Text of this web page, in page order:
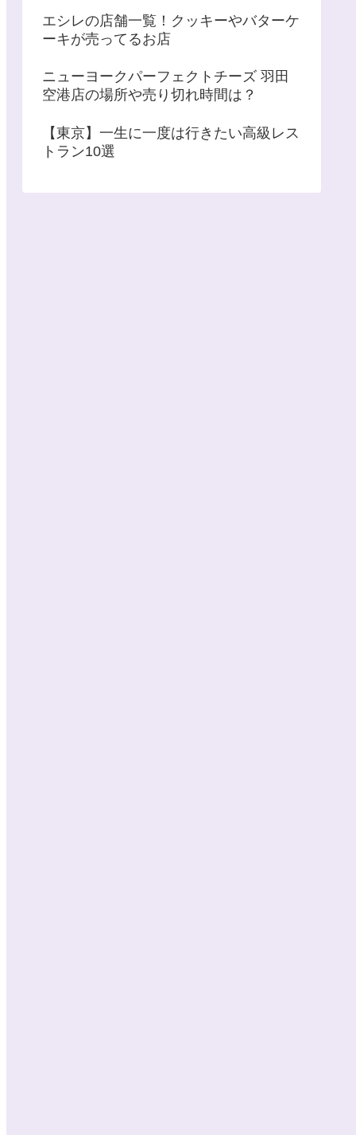
エシレの店舗一覧！クッキーやバターケ
ーキが売ってるお店
ニューヨークパーフェクトチーズ 羽田
空港店の場所や売り切れ時間は？
【東京】一生に一度は行きたい高級レス
トラン10選